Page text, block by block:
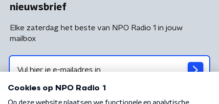
nieuwsbrief
Elke zaterdag het beste van NPO Radio 1 in jouw
mailbox